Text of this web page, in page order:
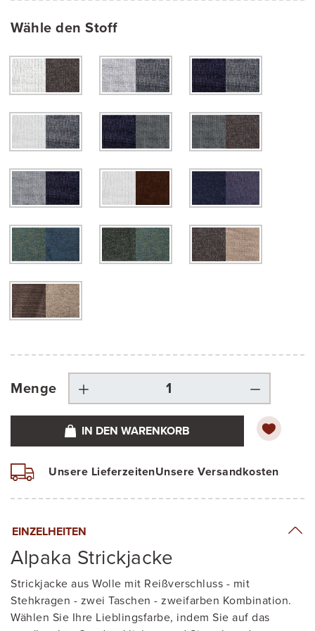
Wähle den Stoff
Menge
IN DEN WARENKORB
Unsere LieferzeitenUnsere Versandkosten
EINZELHEITEN
Alpaka Strickjacke
Strickjacke aus Wolle mit Reißverschluss - mit
Stehkragen - zwei Taschen - zweifarben Kombination.
Wählen Sie Ihre Lieblingsfarbe, indem Sie auf das